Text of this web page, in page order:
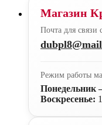
Магазин
Почта для
Режим работы
Понедельник
Воскресенье: